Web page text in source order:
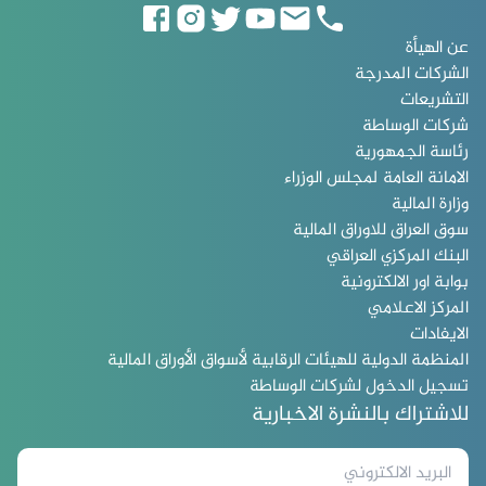
عن الهيأة
الشركات المدرجة
التشريعات
شركات الوساطة
رئاسة الجمهورية
الامانة العامة لمجلس الوزراء
وزارة المالية
سوق العراق للاوراق المالية
البنك المركزي العراقي
بوابة اور الالكترونية
المركز الاعلامي
الايفادات
المنظمة الدولية للهيئات الرقابية لأسواق الأوراق المالية
تسجيل الدخول لشركات الوساطة
للاشتراك بالنشرة الاخبارية